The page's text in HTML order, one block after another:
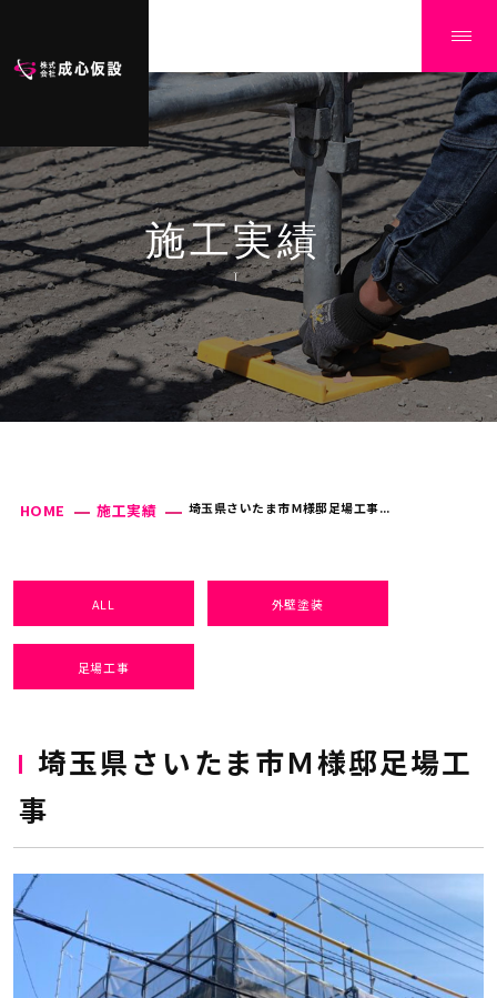
施工実績
Ï
HOME 施工実績 埼玉県さいたま市Ｍ様邸足場工事...
ALL 外壁塗装
足場工事
埼玉県さいたま市Ｍ様邸足場工
事